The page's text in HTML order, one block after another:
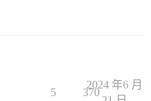
5 370
2024 年6 月